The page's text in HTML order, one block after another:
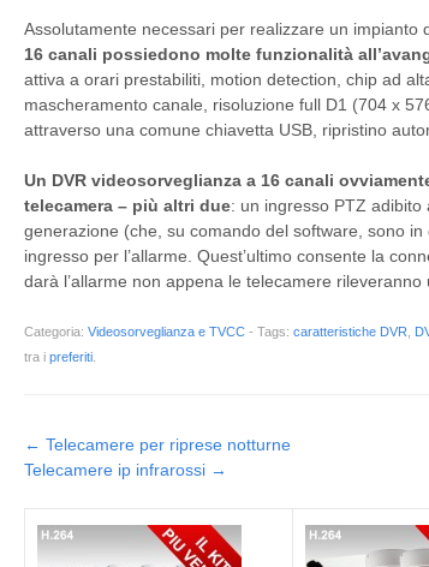
Assolutamente necessari per realizzare un impianto
16 canali possiedono molte funzionalità
attiva a orari prestabiliti, motion detection, chip ad
mascheramento canale, risoluzione full D1 (704 x
attraverso una comune chiavetta USB, ripristino
Un DVR videosorveglianza a 16 canali
telecamera – più altri due: un ingresso PTZ
generazione (che, su comando del software, sono
ingresso per l’allarme. Quest’ultimo consente la
darà l’allarme non appena le telecamere rileveranno
Categoria: Videosorveglianza e TVCC - Tags: caratteristiche DVR
tra i preferiti
Post navigation
← Telecamere per riprese notturne
Telecamere ip infrarossi →